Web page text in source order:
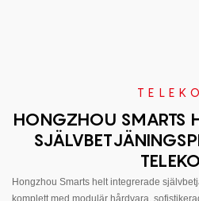
HONGZHOU SMARTS
Hongzhou Smarts helt integrerade